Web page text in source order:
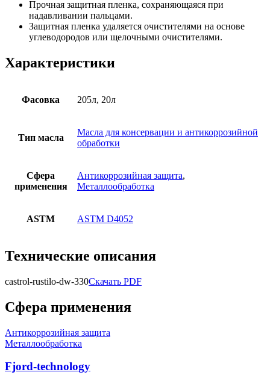
Прочная защитная пленка, сохраняющаяся при
надавливании пальцами.
Защитная пленка удаляется очистителями на основе
углеводородов или щелочными очистителями.
Характеристики
Фасовка 205л, 20л
Тип масла
Масла для консервации и антикоррозийной
обработки
Сфера
применения
Антикоррозийная защита,
Металлообработка
ASTM ASTM D4052
Технические описания
castrol-rustilo-dw-330Скачать PDF
Сфера применения
Антикоррозийная защита
Металлообработка
Fjord-technology